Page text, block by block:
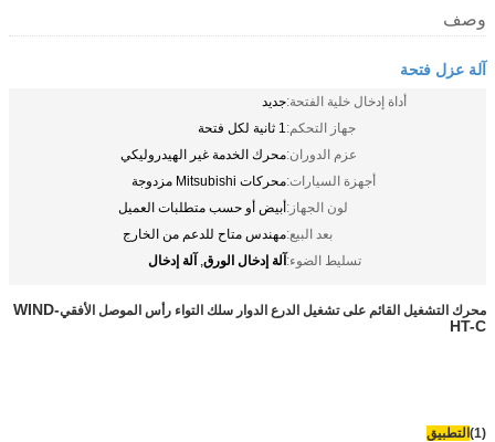
وصف
آلة عزل فتحة
أداة إدخال خلية الفتحة:جديد
جهاز التحكم:1 ثانية لكل فتحة
عزم الدوران:محرك الخدمة غير الهيدروليكي
أجهزة السيارات:محركات Mitsubishi مزدوجة
لون الجهاز:أبيض أو حسب متطلبات العميل
بعد البيع:مهندس متاح للدعم من الخارج
تسليط الضوء:آلة إدخال الورق, آلة إدخال
محرك التشغيل القائم على تشغيل الدرع الدوار سلك التواء رأس الموصل الأفقيWIND-
HT-C
(1) التطبيق